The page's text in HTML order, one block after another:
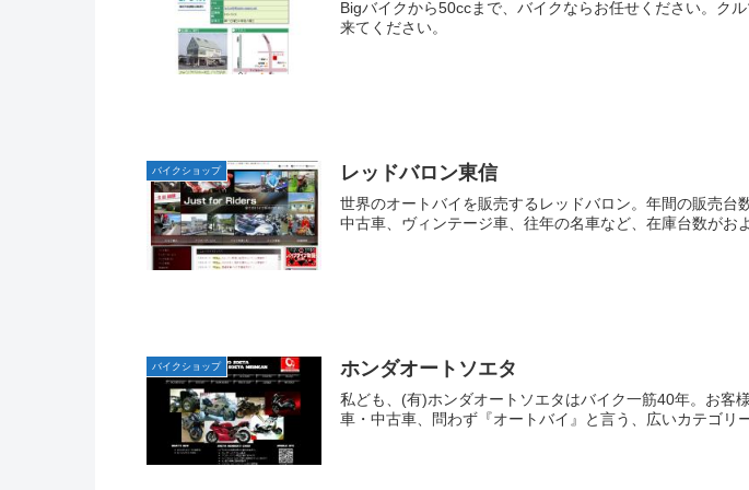
Bigバイクから50ccまで、バイクならお任せください。ク
来てください。
バイクショップ レッドバロン東信
世界のオートバイを販売するレッドバロン。年間の販売台
中古車、ヴィンテージ車、往年の名車など、在庫台数が
バイクショップ ホンダオートソエタ
私ども、(有)ホンダオートソエタはバイク一筋40年。お客
車・中古車、問わず『オートバイ』と言う、広いカテゴリ